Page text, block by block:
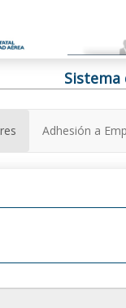
Adhesión a